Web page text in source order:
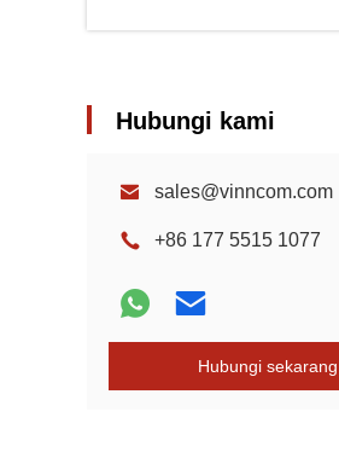
Hubungi kami
sales@vinncom.com
+86 177 5515 1077
Hubungi sekarang